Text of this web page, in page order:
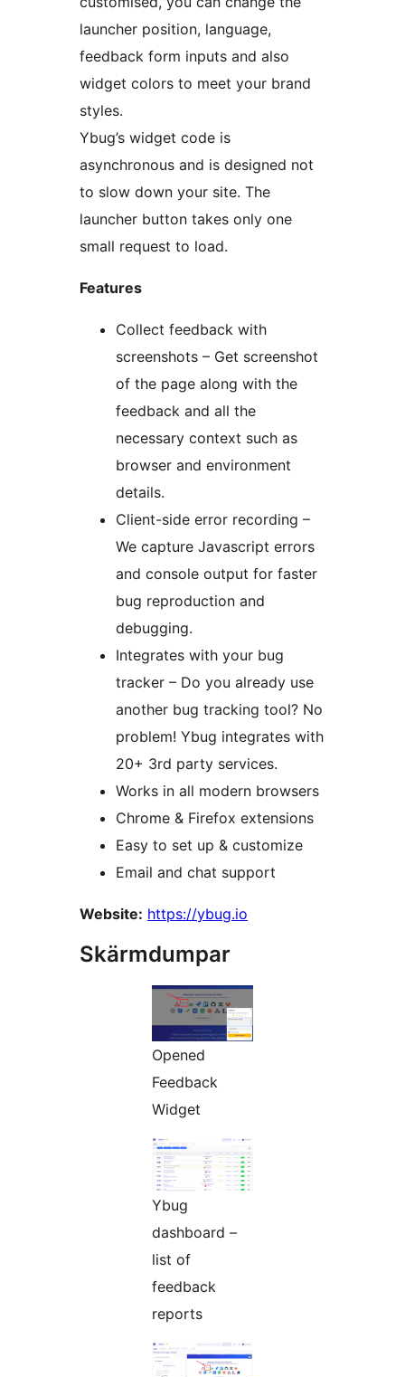
launcher position, language,
feedback form inputs and also
widget colors to meet your brand
styles.
Ybug’s widget code is
asynchronous and is designed not
to slow down your site. The
launcher button takes only one
small request to load.
Features
Collect feedback with
screenshots – Get screenshot
of the page along with the
feedback and all the
necessary context such as
browser and environment
details.
Client-side error recording –
We capture Javascript errors
and console output for faster
bug reproduction and
debugging.
Integrates with your bug
tracker – Do you already use
another bug tracking tool? No
problem! Ybug integrates with
20+ 3rd party services.
Works in all modern browsers
Chrome & Firefox extensions
Easy to set up & customize
Email and chat support
Website: https://ybug.io
Skärmdumpar
Opened
Feedback
Widget
Ybug
dashboard –
list of
feedback
reports